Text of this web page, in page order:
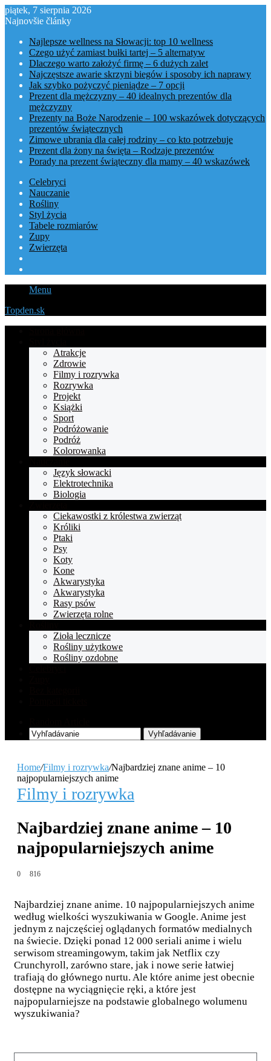
piątek, 7 sierpnia 2026
Najnovšie články
Najlepsze wellness na Słowacji: top 10 wellness
Czego użyć zamiast bułki tartej – 5 alternatyw
Dlaczego warto założyć firmę – 6 dużych zalet
Najczęstsze awarie skrzyni biegów i sposoby ich naprawy
Jak szybko pożyczyć pieniądze – 7 opcji
Prezent dla mężczyzny – 40 idealnych prezentów dla
mężczyzny
Prezenty na Boże Narodzenie – 100 wskazówek dotyczących
prezentów świątecznych
Zimowe ubrania dla całej rodziny – co kto potrzebuje
Prezent dla żony na święta – Rodzaje prezentów
Porady na prezent świąteczny dla mamy – 40 wskazówek
Celebryci
Nauczanie
Rośliny
Styl życia
Tabele rozmiarów
Zupy
Zwierzęta
Menu
Topden.sk
Atrakcje
Zdrowie
Filmy i rozrywka
Rozrywka
Projekt
Książki
Sport
Podróżowanie
Podróż
Kolorowanka
Język słowacki
Elektrotechnika
Biologia
Ciekawostki z królestwa zwierząt
Króliki
Ptaki
Psy
Koty
Kone
Akwarystyka
Akwarystyka
Rasy psów
Zwierzęta rolne
Zioła lecznicze
Rośliny użytkowe
Rośliny ozdobne
Vyhľadávanie
Home/Filmy i rozrywka/Najbardziej znane anime – 10
najpopularniejszych anime
Filmy i rozrywka
Najbardziej znane anime – 10
najpopularniejszych anime
0 816
Najbardziej znane anime. 10 najpopularniejszych anime
według wielkości wyszukiwania w Google. Anime jest
jednym z najczęściej oglądanych formatów medialnych
na świecie. Dzięki ponad 12 000 seriali anime i wielu
serwisom streamingowym, takim jak Netflix czy
Crunchyroll, zarówno stare, jak i nowe serie łatwiej
trafiają do głównego nurtu. Ale które anime jest obecnie
dostępne na wyciągnięcie ręki, a które jest
najpopularniejsze na podstawie globalnego wolumenu
wyszukiwania?